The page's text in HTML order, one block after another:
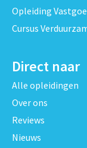
Opleiding
Cursus
Direct naar
Alle opleidingen
Over ons
Reviews
Nieuws